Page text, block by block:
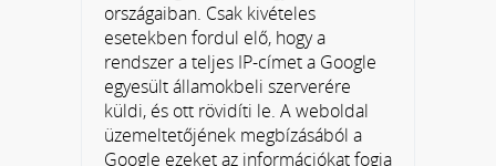
országaiban. Csak kivételes
esetekben fordul elő, hogy a
rendszer a teljes IP-címet a Google
egyesült államokbeli szerverére
küldi, és ott rövidíti le. A weboldal
üzemeltetőjének megbízásából a
Google ezeket az információkat fogja